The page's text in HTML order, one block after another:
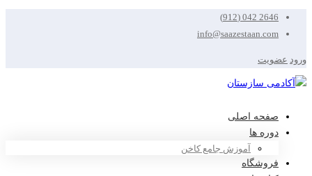
2646 042 (912)
info@saazestaan.com
ورود عضویت
صفحه اصلی
دوره ها
آموزش جامع کاخن
فروشگاه